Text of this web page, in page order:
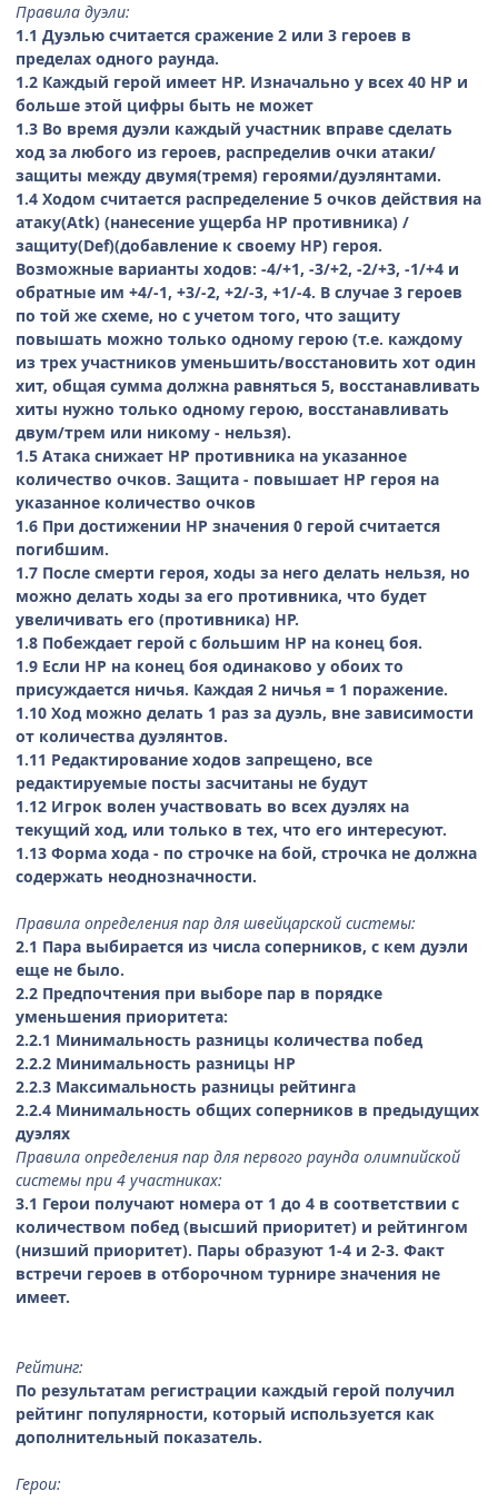
Правила дуэли:
1.1 Дуэлью считается сражение 2 или 3 героев в
пределах одного раунда.
1.2 Каждый герой имеет HP. Изначально у всех 40 HP и
больше этой цифры быть не может
1.3 Во время дуэли каждый участник вправе сделать
ход за любого из героев, распределив очки атаки/
защиты между двумя(тремя) героями/дуэлянтами.
1.4 Ходом считается распределение 5 очков действия на
атаку(Atk) (нанесение ущерба НР противника) /
защиту(Def)(добавление к своему НР) героя.
Возможные варианты ходов: -4/+1, -3/+2, -2/+3, -1/+4 и
обратные им +4/-1, +3/-2, +2/-3, +1/-4. В случае 3 героев
по той же схеме, но с учетом того, что защиту
повышать можно только одному герою (т.е. каждому
из трех участников уменьшить/восстановить хот один
хит, общая сумма должна равняться 5, восстанавливать
хиты нужно только одному герою, восстанавливать
двум/трем или никому - нельзя).
1.5 Атака снижает HP противника на указанное
количество очков. Защита - повышает НР героя на
указанное количество очков
1.6 При достижении НР значения 0 герой считается
погибшим.
1.7 После смерти героя, ходы за него делать нельзя, но
можно делать ходы за его противника, что будет
увеличивать его (противника) НР.
1.8 Побеждает герой с большим НР на конец боя.
1.9 Если HP на конец боя одинаково у обоих то
присуждается ничья. Каждая 2 ничья = 1 поражение.
1.10 Ход можно делать 1 раз за дуэль, вне зависимости
от количества дуэлянтов.
1.11 Редактирование ходов запрещено, все
редактируемые посты засчитаны не будут
1.12 Игрок волен участвовать во всех дуэлях на
текущий ход, или только в тех, что его интересуют.
1.13 Форма хода - по строчке на бой, строчка не должна
содержать неоднозначности.
Правила определения пар для швейцарской системы:
2.1 Пара выбирается из числа соперников, с кем дуэли
еще не было.
2.2 Предпочтения при выборе пар в порядке
уменьшения приоритета:
2.2.1 Минимальность разницы количества побед
2.2.2 Минимальность разницы НР
2.2.3 Максимальность разницы рейтинга
2.2.4 Минимальность общих соперников в предыдущих
дуэлях
Правила определения пар для первого раунда олимпийской
системы при 4 участниках:
3.1 Герои получают номера от 1 до 4 в соответствии с
количеством побед (высший приоритет) и рейтингом
(низший приоритет). Пары образуют 1-4 и 2-3. Факт
встречи героев в отборочном турнире значения не
имеет.
Рейтинг:
По результатам регистрации каждый герой получил
рейтинг популярности, который используется как
дополнительный показатель.
Герои: